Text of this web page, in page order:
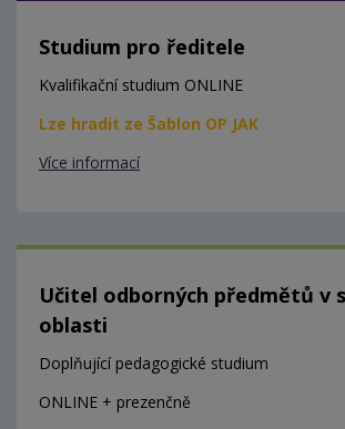
Studium pro ředitele
Kvalifikační studium ONLINE
Lze hradit ze Šablon OP JAK
Více informací
Učitel odborných předmětů v
oblasti
Doplňující pedagogické studium
ONLINE + prezenčně